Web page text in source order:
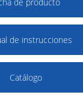
de instrucciones
Catálogo